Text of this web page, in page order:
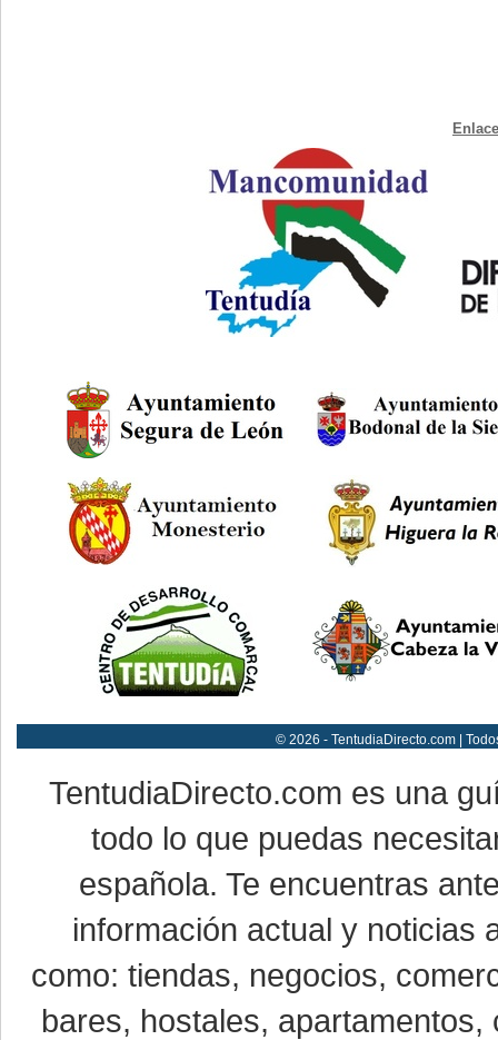
© 2026 - TentudiaDirecto.com |
TentudiaDirecto.com es una
todo lo que puedas
española. Te encuentras
información actual y noticias
como: tiendas, negocios,
bares, hostales,